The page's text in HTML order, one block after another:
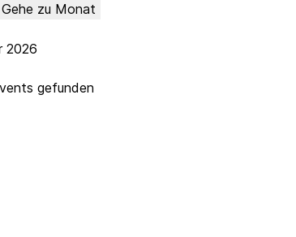
Gehe zu Monat
2026
gefunden